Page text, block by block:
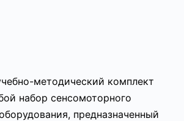
методический комплект
набор сенсомоторного
предназначенный